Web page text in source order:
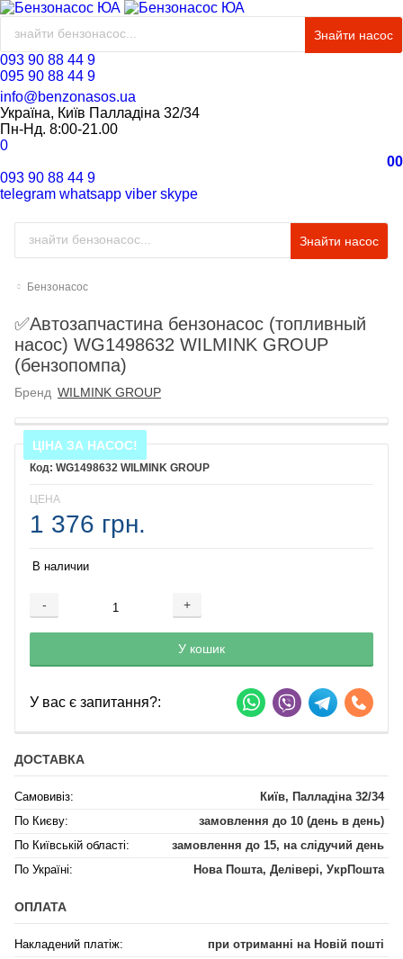
Знайти насос
093 90 88 44 9
095 90 88 44 9
info@benzonasos.ua
Україна, Київ Палладіна 32/34
Пн-Нд. 8:00-21.00
0
00
093 90 88 44 9
telegram whatsapp viber skype
Знайти насос
Бензонасос
✅Автозапчастина бензонасос (топливный
насос) WG1498632 WILMINK GROUP
(бензопомпа)
Бренд WILMINK GROUP
ЦІНА ЗА НАСОС!
WG1498632 WILMINK GROUP
ЦЕНА
1 376 грн.
В наличии
- +
Добавляется...
У кошик
Добавлен
У вас є запитання?:
ДОСТАВКА
Самовивіз:
Київ, Палладіна 32/34
По Києву:
замовлення до 10 (день в день)
По Київській області:
замовлення до 15, на слідучий день
По Україні:
Нова Пошта, Делівері, УкрПошта
ОПЛАТА
Накладений платіж:
при отриманні на Новій пошті